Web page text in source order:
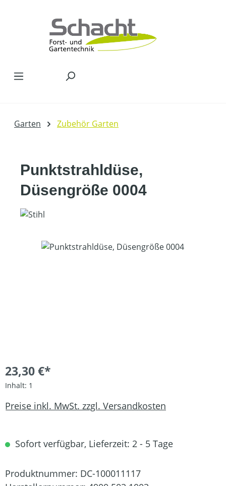
Garten Zubehör Garten
Punktstrahldüse,
Düsengröße 0004
Bildergalerie überspringen
23,30 €*
Inhalt: 1
Preise inkl. MwSt. zzgl. Versandkosten
Sofort verfügbar, Lieferzeit: 2 - 5 Tage
Produktnummer: DC-100011117